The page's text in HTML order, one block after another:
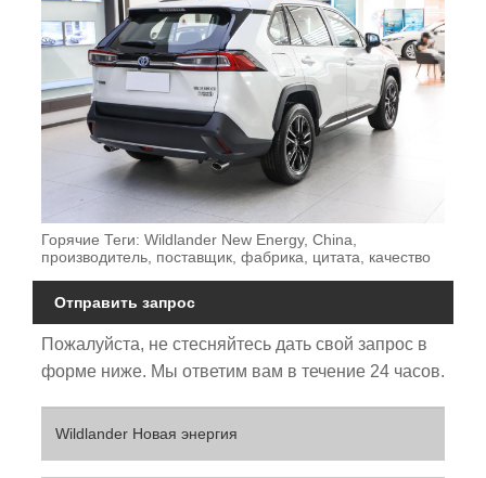
Горячие Теги: Wildlander New Energy, China,
производитель, поставщик, фабрика, цитата, качество
Отправить запрос
Пожалуйста, не стесняйтесь дать свой запрос в
форме ниже. Мы ответим вам в течение 24 часов.